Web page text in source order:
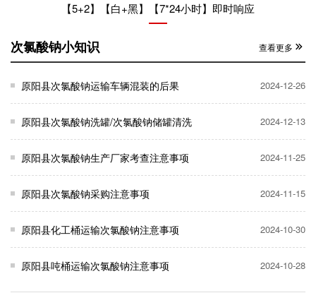
【5+2】【白+黑】【7*24小时】即时响应
次氯酸钠小知识 查看更多
原阳县次氯酸钠运输车辆混装的后果 2024-12-26
原阳县次氯酸钠洗罐/次氯酸钠储罐清洗 2024-12-13
原阳县次氯酸钠生产厂家考查注意事项 2024-11-25
原阳县次氯酸钠采购注意事项 2024-11-15
原阳县化工桶运输次氯酸钠注意事项 2024-10-30
原阳县吨桶运输次氯酸钠注意事项 2024-10-28